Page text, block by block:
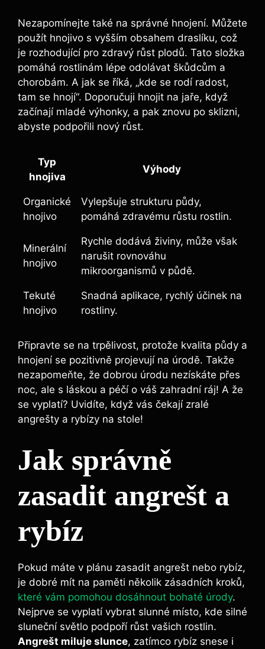
Nezapomínejte také na správné hnojení. Můžete
použít hnojivo s vyšším obsahem draslíku, což
je rozhodující pro zdravý růst plodů. Tato složka
pomáhá rostlinám lépe odolávat škůdcům a
chorobám. A jak se říká, „kde se rodí radost,
tam se hnojí“. Doporučuji hnojit na jaře, když
začínají mladé výhonky, a pak znovu po sklizni,
abyste podpořili nový růst.
Typ
hnojiva
Výhody
Organické
hnojivo
Vylepšuje strukturu půdy,
pomáhá zdravému růstu rostlin.
Minerální
hnojivo
Rychle dodává živiny, může však
narušit rovnováhu
mikroorganismů v půdě.
Tekuté
hnojivo
Snadná aplikace, rychlý účinek na
rostliny.
Připravte se na trpělivost, protože kvalita půdy a
hnojení se pozitivně projevují na úrodě. Takže
nezapomeňte, že dobrou úrodu nezískáte přes
noc, ale s láskou a péčí o váš zahradní ráj! A že
se vyplatí? Uvidíte, když vás čekají zralé
angrešty a rybízy na stole!
Jak správně
zasadit angrešt a
rybíz
Pokud máte v plánu zasadit angrešt nebo rybíz,
je dobré mít na paměti několik zásadních kroků,
které vám pomohou dosáhnout bohaté úrody.
Nejprve se vyplatí vybrat slunné místo, kde silné
sluneční světlo podpoří růst vašich rostlin.
Angrešt miluje slunce, zatímco rybíz snese i